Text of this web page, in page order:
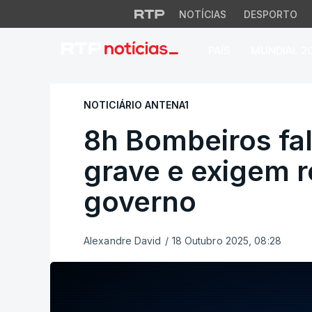
NOTÍCIAS DESPORTO
8h Bombeiros
NOTICIÁRIO ANTENA1
8h Bombeiros
grave e exigem
governo
Alexandre David / 18 Outubro 2025, 08:28